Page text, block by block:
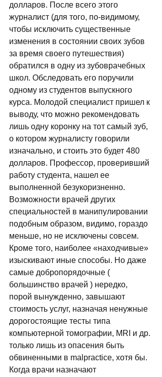
долларов. После всего этого
журналист (для того, по-видимому,
чтобы исключить существенные
изменения в состоянии своих зубов
за время своего путешествия)
обратился в одну из зубоврачебных
школ. Обследовать его поручили
одному из студентов выпускного
курса. Молодой специалист пришел к
выводу, что можно рекомендовать
лишь одну коронку на тот самый зуб,
о котором журналисту говорили
изначально, и стоить это будет 480
долларов. Профессор, проверивший
работу студента, нашел ее
выполненной безукоризненно.
Возможности врачей других
специальностей в манипулировании
подобным образом, видимо, гораздо
меньше, но не исключены совсем.
Кроме того, наиболее «находчивые»
изыскивают иные способы. Но даже
самые добропорядочные (
большинство врачей ) нередко,
порой вынужденно, завышают
стоимость услуг, назначая ненужные
дорогостоящие тесты типа
компьютерной томографии, MRI и др.
только лишь из опасения быть
обвиненными в malpractice, хотя бы.
Когда врачи назначают